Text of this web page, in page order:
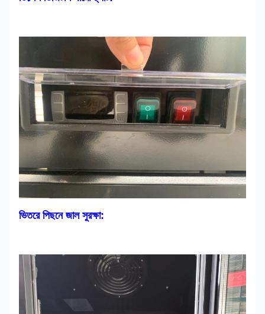
ভিতরে পিছনে জাল সুরক্ষা: